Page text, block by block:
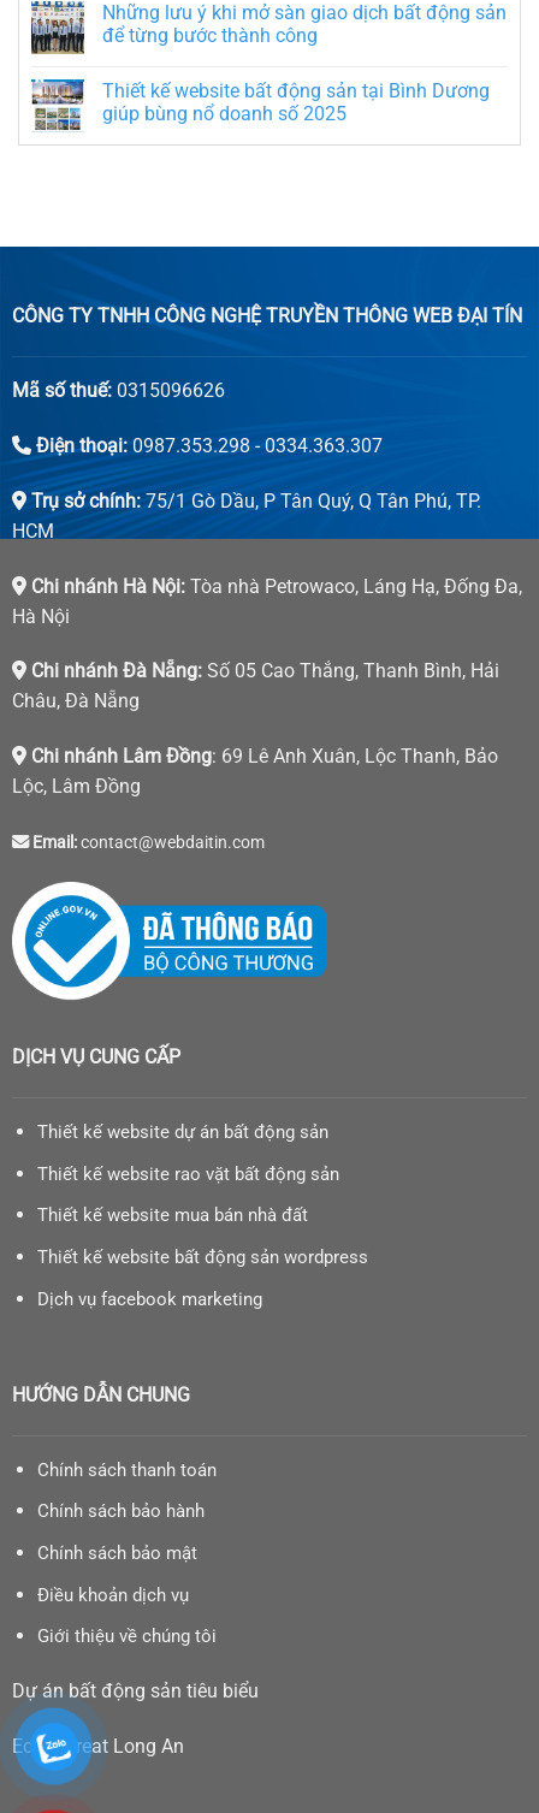
Những lưu ý khi mở sàn giao dịch bất động sản
để từng bước thành công
Thiết kế website bất động sản tại Bình Dương
giúp bùng nổ doanh số 2025
CÔNG TY TNHH CÔNG NGHỆ TRUYỀN THÔNG WEB ĐẠI TÍN
Mã số thuế:0315096626
Điện thoại:0987.353.298 - 0334.363.307
Trụ sở chính:75/1 Gò Dầu, P Tân Quý, Q Tân Phú, TP.
HCM
Chi nhánh Hà Nội:Tòa nhà Petrowaco, Láng Hạ, Đống Đa,
Hà Nội
Chi nhánh Đà Nẵng:Số 05 Cao Thắng, Thanh Bình, Hải
Châu, Đà Nẵng
Chi nhánh Lâm Đồng: 69 Lê Anh Xuân, Lộc Thanh, Bảo
Lộc, Lâm Đồng
Email:contact@webdaitin.com
DỊCH VỤ CUNG CẤP
Thiết kế website dự án bất động sản
Thiết kế website rao vặt bất động sản
Thiết kế website mua bán nhà đất
Thiết kế website bất động sản wordpress
Dịch vụ facebook marketing
HƯỚNG DẪN CHUNG
Chính sách thanh toán
Chính sách bảo hành
Chính sách bảo mật
Điều khoản dịch vụ
Giới thiệu về chúng tôi
Dự án bất động sản tiêu biểu
Eco Retreat Long An